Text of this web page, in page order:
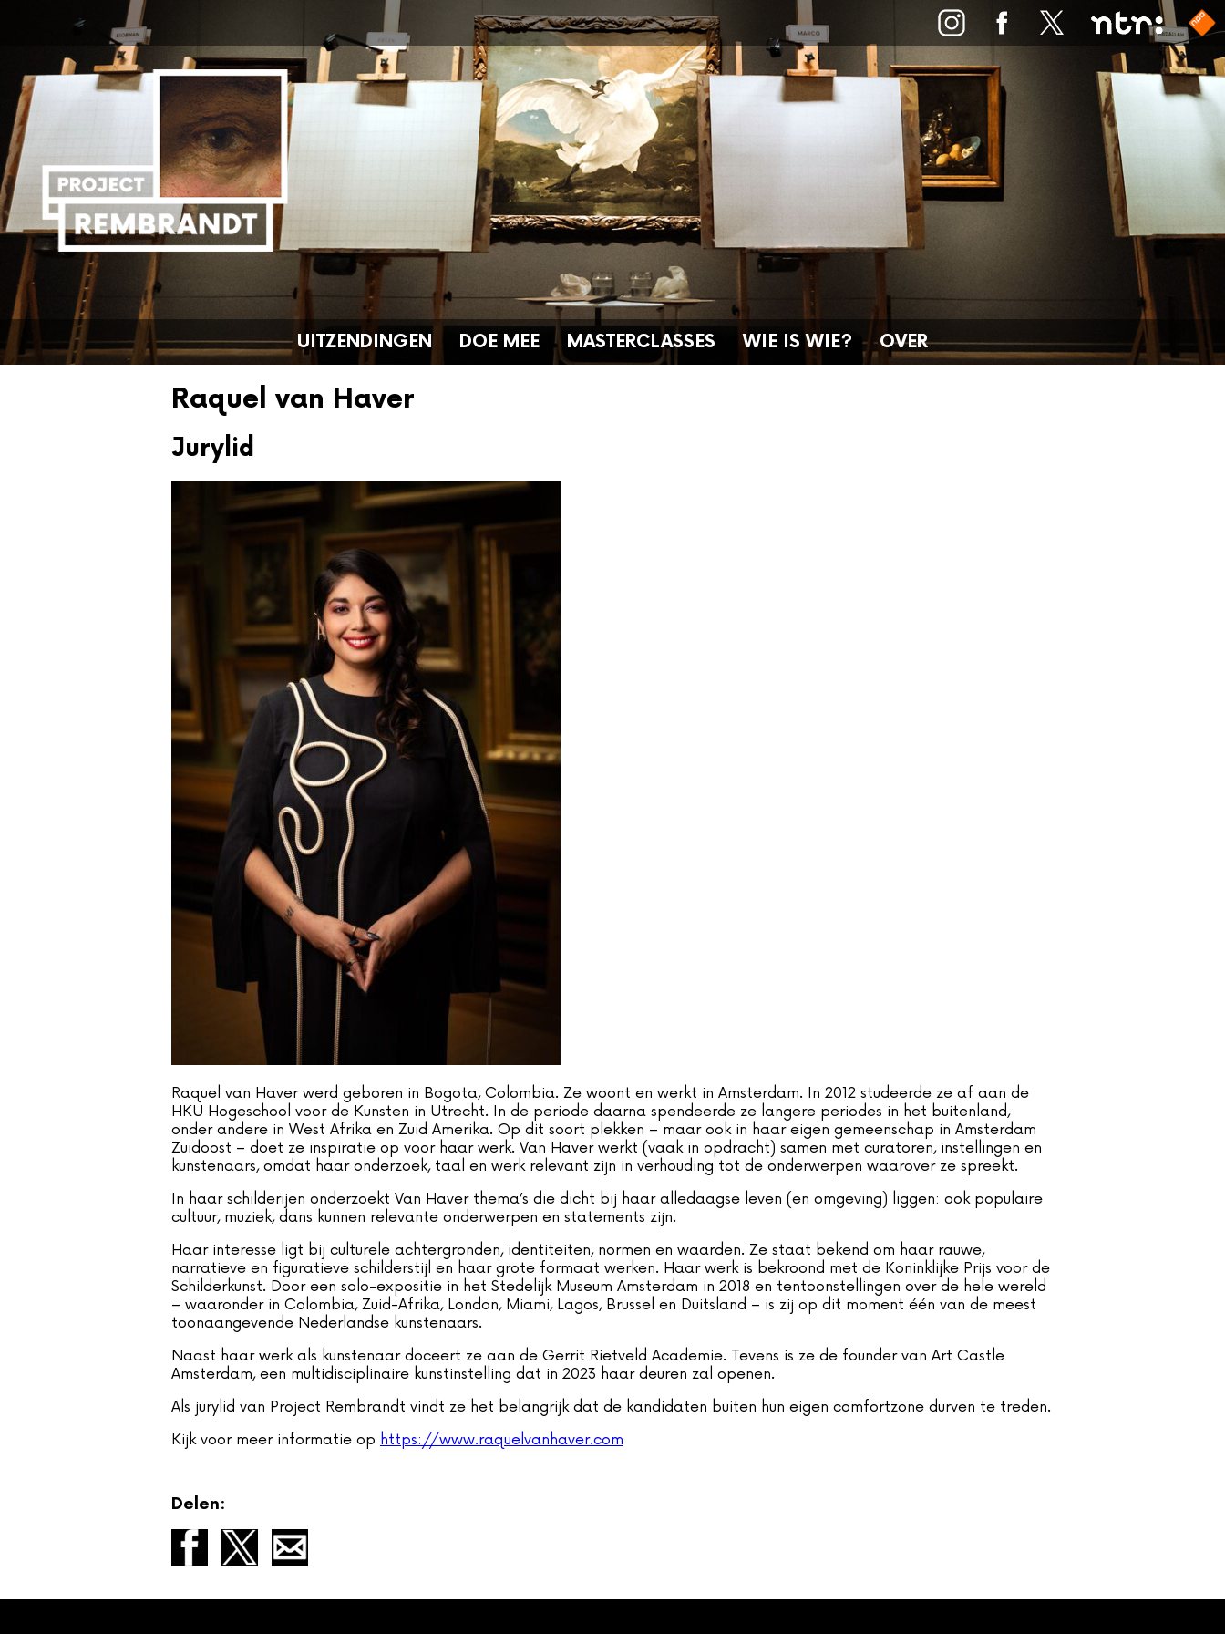
UITZENDINGEN DOE MEE MASTERCLASSES WIE IS WIE? OVER
Raquel van Haver
Jurylid
Raquel van Haver werd geboren in Bogota, Colombia. Ze woont en werkt in Amsterdam. In 2012 studeerde ze af aan de
HKU Hogeschool voor de Kunsten in Utrecht. In de periode daarna spendeerde ze langere periodes in het buitenland,
onder andere in West Afrika en Zuid Amerika. Op dit soort plekken – maar ook in haar eigen gemeenschap in Amsterdam
Zuidoost – doet ze inspiratie op voor haar werk. Van Haver werkt (vaak in opdracht) samen met curatoren, instellingen en
kunstenaars, omdat haar onderzoek, taal en werk relevant zijn in verhouding tot de onderwerpen waarover ze spreekt.
In haar schilderijen onderzoekt Van Haver thema’s die dicht bij haar alledaagse leven (en omgeving) liggen: ook populaire
cultuur, muziek, dans kunnen relevante onderwerpen en statements zijn.
Haar interesse ligt bij culturele achtergronden, identiteiten, normen en waarden. Ze staat bekend om haar rauwe,
narratieve en figuratieve schilderstijl en haar grote formaat werken. Haar werk is bekroond met de Koninklijke Prijs voor de
Schilderkunst. Door een solo-expositie in het Stedelijk Museum Amsterdam in 2018 en tentoonstellingen over de hele wereld
– waaronder in Colombia, Zuid-Afrika, London, Miami, Lagos, Brussel en Duitsland – is zij op dit moment één van de meest
toonaangevende Nederlandse kunstenaars.
Naast haar werk als kunstenaar doceert ze aan de Gerrit Rietveld Academie. Tevens is ze de founder van Art Castle
Amsterdam, een multidisciplinaire kunstinstelling dat in 2023 haar deuren zal openen.
Als jurylid van Project Rembrandt vindt ze het belangrijk dat de kandidaten buiten hun eigen comfortzone durven te treden.
Kijk voor meer informatie op https://www.raquelvanhaver.com
Delen: